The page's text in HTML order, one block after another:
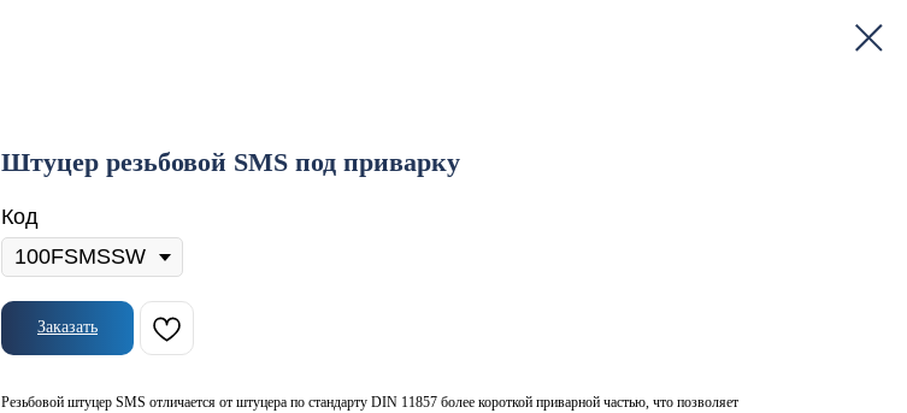
Штуцер резьбовой SMS под приварку
Код
Заказать
Резьбовой штуцер SMS отличается от штуцера по стандарту DIN 11857 более короткой приварной частью, что позволяет